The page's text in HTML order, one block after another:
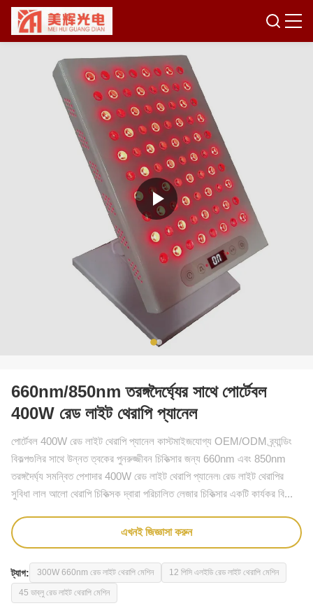
660nm/850nm তরঙ্গদৈর্ঘ্যের সাথে পোর্টেবল
400W রেড লাইট থেরাপি প্যানেল
পোর্টেবল 400W রেড লাইট থেরাপি প্যানেল কাস্টমাইজযোগ্য OEM/ODM ব্র্যান্ডিং
বিকল্পগুলির সাথে উন্নত ত্বকের পুনরুজ্জীবন চিকিত্সার জন্য 660nm এবং 850nm
তরঙ্গদৈর্ঘ্য সমন্বিত পেশাদার 400W রেড লাইট থেরাপি প্যানেল৷ রেড লাইট থেরাপির
সুবিধা লাল আলো থেরাপি চিকিত্সক দ্বারা পরিচালিত লেজার চিকিত্সার একটি কার্যকর বি...
এখনই জিজ্ঞাসা করুন
ট্যাগ: 300W 660nm রেড লাইট থেরাপি মেশিন 12 পিসি এলইডি রেড লাইট থেরাপি মেশিন
45 ডাব্লু রেড লাইট থেরাপি মেশিন